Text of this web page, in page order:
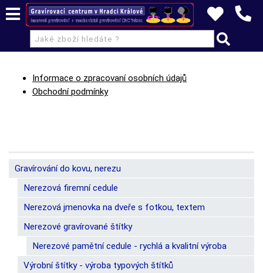
Informace o zpracovaní osobních údajů
Obchodní podmínky
Gravírování do kovu, nerezu
Nerezová firemní cedule
Nerezová jmenovka na dveře s fotkou, textem
Nerezové gravírované štítky
Nerezové pamětní cedule - rychlá a kvalitní výroba
Výrobní štítky - výroba typových štítků